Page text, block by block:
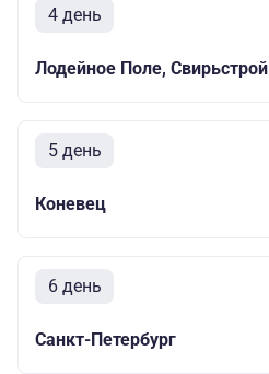
4 день
Лодейное Поле, Свирьстрой
5 день
Коневец
6 день
Санкт-Петербург